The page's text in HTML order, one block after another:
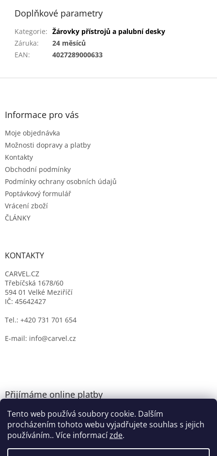
Tento web používá soubory cookie. Dalším
procházením tohoto webu vyjadřujete souhlas s jejich
používáním.. Více informacízde.
Doplňkové parametry
Kategorie: Žárovky přístrojů a palubní desky
Záruka:
24 měsíců
EAN: 4027289000633
Z
Informace pro vás
Moje objednávka
Možnosti dopravy a platby
Kontakty
Obchodní podmínky
Podmínky ochrany osobních údajů
Poptávkový formulář
Vrácení zboží
ČLÁNKY
KONTAKTY
CARVEL.CZ
Třebíčská 1678/60
594 01 Velké Meziříčí
IČ: 45642427
Tel.: +420 731 701 654
E-mail: info@carvel.cz
Přijímáme online platby